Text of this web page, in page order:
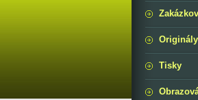
Originály
Tisky